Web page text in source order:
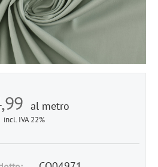
al metro
incl. IVA 22%